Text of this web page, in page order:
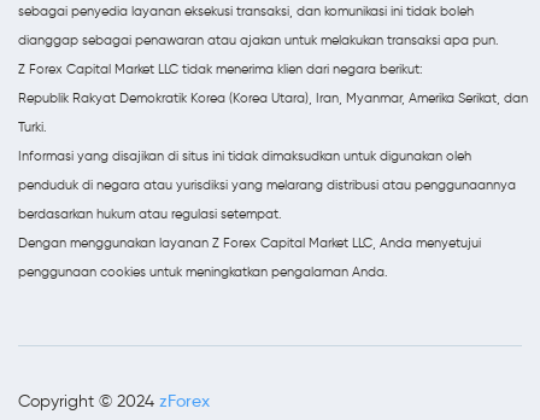
sebagai penyedia layanan eksekusi transaksi, dan komunikasi ini tidak boleh
dianggap sebagai penawaran atau ajakan untuk melakukan transaksi apa pun.
Z Forex Capital Market LLC tidak menerima klien dari negara berikut:
Republik Rakyat Demokratik Korea (Korea Utara), Iran, Myanmar, Amerika Serikat, dan
Turki.
Informasi yang disajikan di situs ini tidak dimaksudkan untuk digunakan oleh
penduduk di negara atau yurisdiksi yang melarang distribusi atau penggunaannya
berdasarkan hukum atau regulasi setempat.
Dengan menggunakan layanan Z Forex Capital Market LLC, Anda menyetujui
penggunaan cookies untuk meningkatkan pengalaman Anda.
Copyright © 2024 zForex